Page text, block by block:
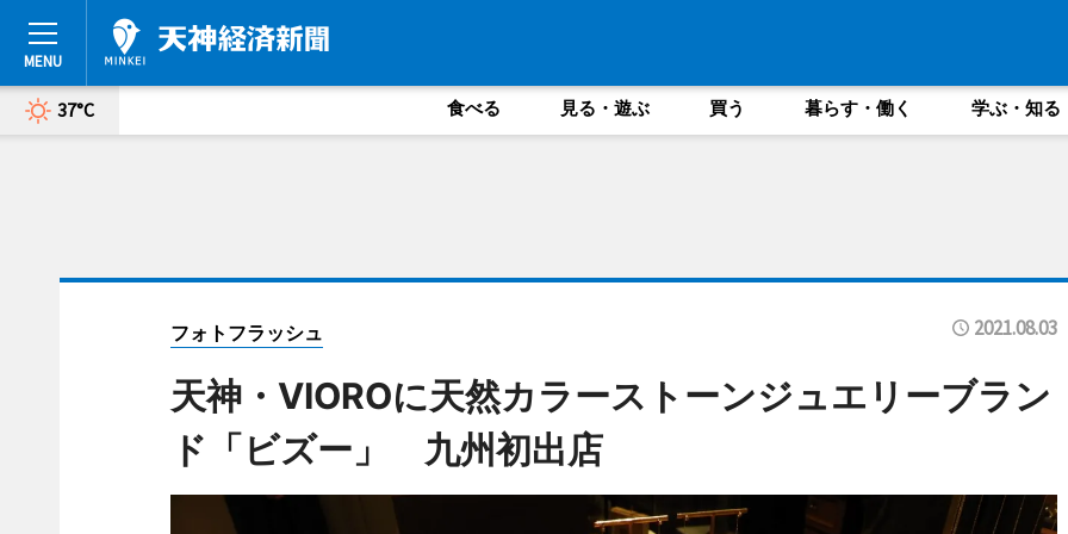
37°C 食べる 見る・遊ぶ 買う 暮らす・働く 学ぶ・知る
フォトフラッシュ 2021.08.03
天神・VIOROに天然カラーストーンジュエリーブラン
ド「ビズー」 九州初出店